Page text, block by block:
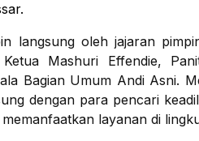
langsung oleh jajaran
Mashuri Effendie,
Bagian Umum Andi Asni.
dengan para pencari
layanan di